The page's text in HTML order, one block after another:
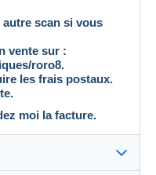
autre scan si vous
vente sur :
roro8.
les frais postaux.
moi la facture.